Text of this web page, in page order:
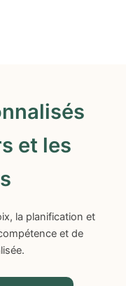
et les
la planification et
et de